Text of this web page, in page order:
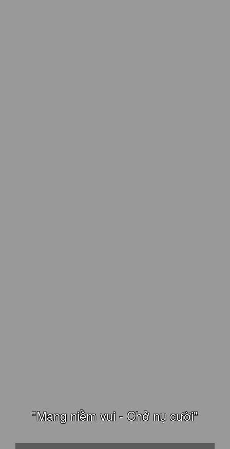
"Mang niềm vui - Chở nụ cười"